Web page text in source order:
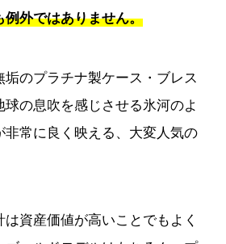
外ではありません。
のプラチナ製ケース・ブレス
の息吹を感じさせる氷河のよ
非常に良く映える、大変人気の
資産価値が高いことでもよく